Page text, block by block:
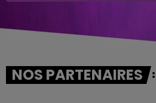
NOS PARTENAIRES